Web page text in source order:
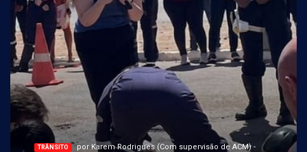
TRÂNSITO
por Karem Rodrigues (Com supervisão de ACM) -